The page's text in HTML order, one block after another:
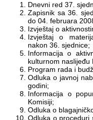
Dnevni red 37.
Zapisnik sa 36.
do 04. februara
Izvještaj o
Izvještaj o
nakon 36. sjednice;
Informacija o
kulturnom naslijeđu
Program rada i
Odluka o javnoj
godini;
Informacija o
Komisiji;
Odluka o
Odluka o proceduri